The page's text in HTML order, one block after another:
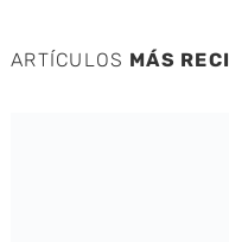
ARTÍCULOS MÁS